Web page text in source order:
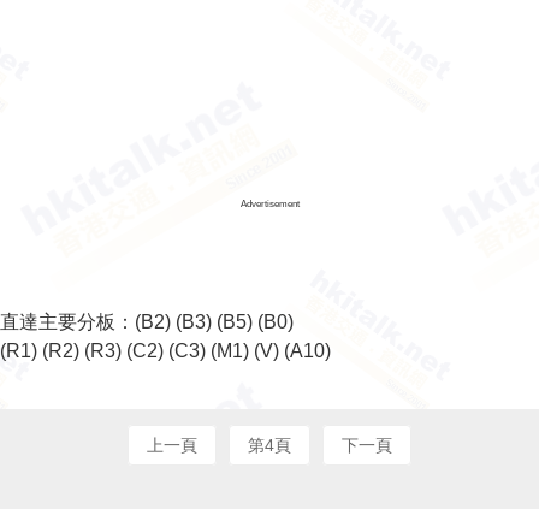
Advertisement
直達主要分板： (B2) (B3) (B5) (B0)
(R1) (R2) (R3) (C2) (C3) (M1) (V) (A10)
上一頁 第4頁 下一頁